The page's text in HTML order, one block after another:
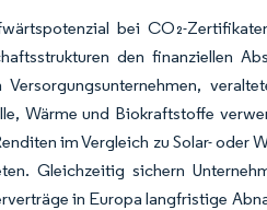
bei CO₂-
den finanziellen
Wärme und Biokraftstoffe
im Vergleich zu Solar-
Gleichzeitig sichern
in Europa langfristige